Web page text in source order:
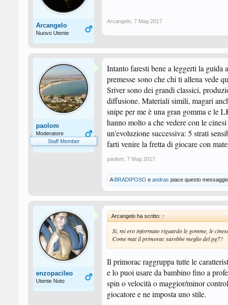
Arcangelo
Nuovo Utente
Arcangelo 7 Mag 2017
paolom
Moderatore
Staff Member
Intanto faresti bene a leggerti la
premesse sono che chi ti allena vede
Sriver sono dei grandi classici,
diffusione. Materiali simili, magari
snipe per me è una gran gomma e le
hanno molto a che vedere con le
un'evoluzione successiva: 5 strati
farti venire la fretta di giocare con
paolom 7 Mag 2017
A BRADIPOSO e andras piace questo messaggio.
enzopacileo
Utente Noto
Arcangelo ha scritto: ↑
Si, mi ero informato riguardo le gomme, le
Come mai il primorac sarebbe meglio del pg7?
Il primorac raggruppa tutte le
e lo puoi usare da bambino fino a
spin o velocità o maggior/minor
giocatore e ne imposta uno stile.